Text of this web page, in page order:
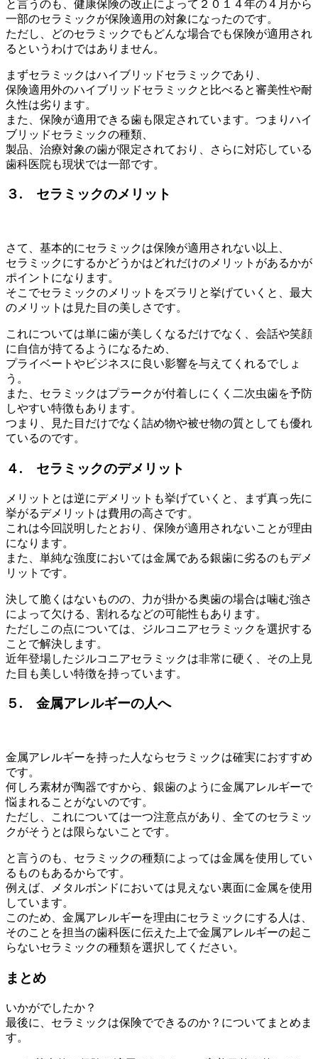
と言うのも、健康保険の改正によって２０１４年の４月から
一部のセラミックが保険適用の対象になったのです。
ただし、どのセラミックでもどんな場合でも保険が適用され
るというわけではありません。
まずセラミックはハイブリッドセラミックであり、
保険適用外のハイブリッドセラミックと比べると審美性や耐
久性は劣ります。
また、保険が適用できる歯も限定されています。つまりハイ
ブリッドセラミックの種類、
製品、治療対象の歯が限定されており、さらに対応している
歯科医院も現状では一部です。
３. セラミックのメリット
さて、基本的にセラミックは保険が適用されない以上、
セラミックにするかどうかはどれだけのメリットがあるかが
ポイントになります。
そこでセラミックのメリットをズラリと挙げていくと、最大
のメリットは見た目の美しさです。
これについては単に歯が美しくなるだけでなく、会話や笑顔
に自信が持てるようになるため、
プライベートやビジネスに良い影響を与えてくれるでしょ
う。
また、セラミックはプラークが付着しにくく二次虫歯を予防
しやすい特徴もあります。
つまり、見た目だけでなく詰め物や被せ物の質としても優れ
ているのです。
４. セラミックのデメリット
メリットとは逆にデメリットも挙げていくと、まず真っ先に
挙がるデメリットは費用の高さです。
これは今回説明したとおり、保険が適用されないことが理由
になります。
また、単純な強度においては金属である銀歯に劣るのもデメ
リットです。
決して脆くはないものの、力が掛かる奥歯の場合は噛む強さ
によって欠ける、割れるなどの可能性もあります。
ただしこの点については、ジルコニアセラミックを選択する
ことで解決します。
近年登場したジルコニアセラミックは非常に硬く、その上見
た目も美しい特徴を持っています。
５. 金属アレルギーの人へ
金属アレルギーを持った人ならセラミックは確実におすすめ
です。
何しろ素材が陶器ですから、銀歯のように金属アレルギーで
悩まれることがないのです。
ただし、これについては一つ注意点があり、全てのセラミッ
クがそうとは限らないことです。
と言うのも、セラミックの種類によっては金属を使用してい
るものもあるからです。
例えば、メタルボンドにおいては見えない裏面に金属を使用
しています。
このため、金属アレルギーを理由にセラミックにする人は、
そのことを担当の歯科医に伝えた上で金属アレルギーの起こ
らないセラミックの種類を選択してください。
まとめ
いかがでしたか？
最後に、セラミックは保険でできるのか？についてまとめま
す。